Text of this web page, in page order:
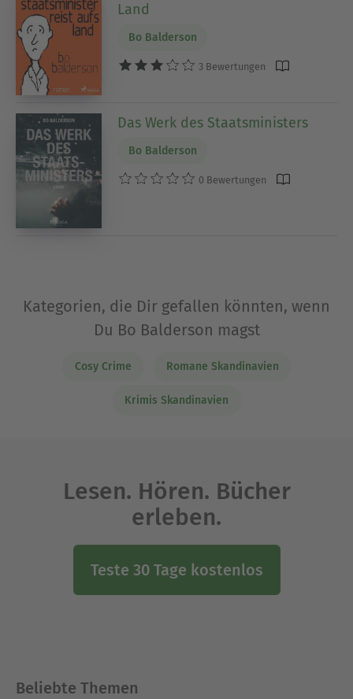
Land
Bo Balderson
3 Bewertungen
Das Werk des Staatsministers
Bo Balderson
0 Bewertungen
Kategorien, die Dir gefallen könnten, wenn
Du Bo Balderson magst
Cosy Crime Romane Skandinavien
Krimis Skandinavien
Lesen. Hören. Bücher
erleben.
Teste 30 Tage kostenlos
Beliebte Themen